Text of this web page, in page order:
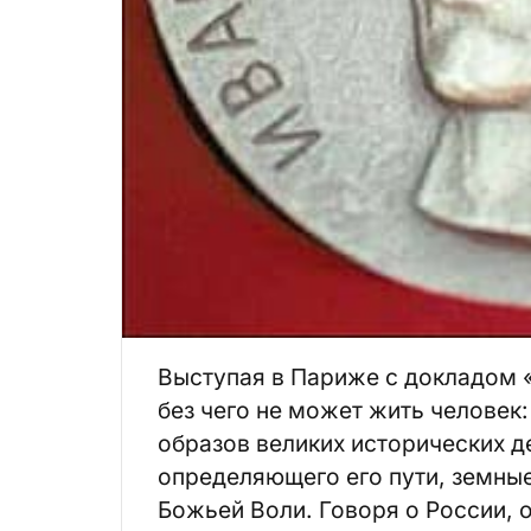
Выступая в Париже с
без чего не может жить
образов великих исторических
определяющего его пути,
Божьей Воли. Говоря о России,